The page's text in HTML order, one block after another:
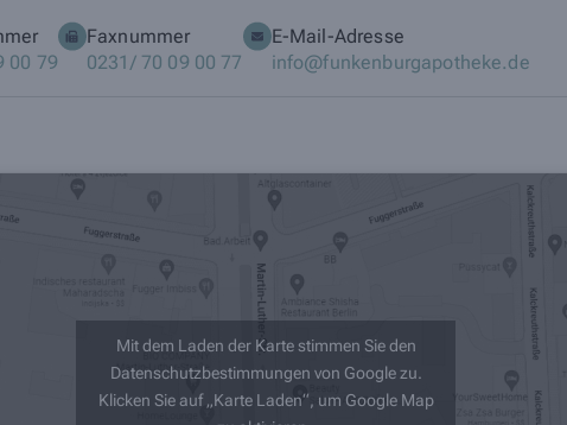
00 79
Faxnummer
0231/ 70 09 00 77
E-Mail-Adresse
info@funkenburgapotheke.de
Mit dem Laden der Karte stimmen Sie den
Datenschutzbestimmungen von Google zu.
Klicken Sie auf „Karte Laden“, um Google Map